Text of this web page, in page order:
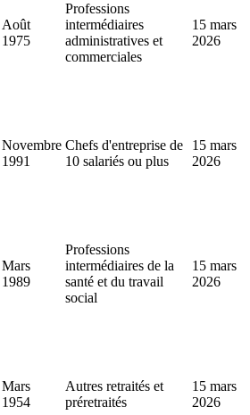
Août
1975
Professions
intermédiaires
administratives et
commerciales
15 mars
2026
Novembre
1991
Chefs d'entreprise de
10 salariés ou plus
15 mars
2026
Mars
1989
Professions
intermédiaires de la
santé et du travail
social
15 mars
2026
Mars
1954
Autres retraités et
préretraités
15 mars
2026